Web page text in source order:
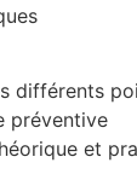
différents
préventive
et